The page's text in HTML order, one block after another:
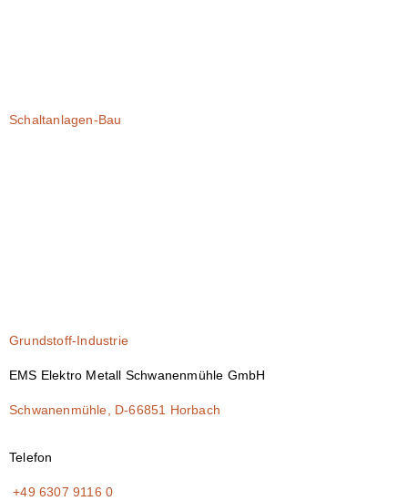
Schaltanlagen-Bau
Grundstoff-Industrie
EMS Elektro Metall Schwanenmühle GmbH
Schwanenmühle, D-66851 Horbach
Telefon
+49 6307 9116 0